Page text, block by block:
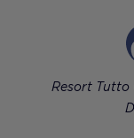
Resort Tutto